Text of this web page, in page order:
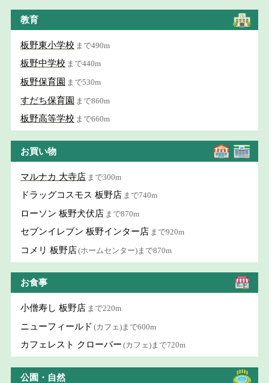
教育
板野東小学校 まで490m
板野中学校 まで440m
板野保育園 まで530m
すだち保育園 まで860m
板野高等学校 まで660m
お買い物
マルナカ 大寺店 まで300m
ドラッグコスモス 板野店 まで740m
ローソン 板野犬伏店 まで870m
セブンイレブン 板野インター店 まで920m
コメリ 板野店(ホームセンター)まで870m
お食事
小僧寿し 板野店 まで220m
ニューフィールド (カフェ)まで600m
カフェレスト クローバー (カフェ)まで720m
公園・自然